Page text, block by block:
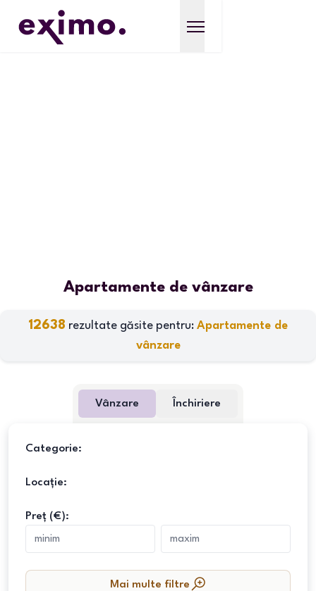
Apartamente de vânzare
12638 rezultate găsite pentru: Apartamente de
vânzare
Vânzare Închiriere
Categorie:
Locație:
Preț (€):
Mai multe filtre